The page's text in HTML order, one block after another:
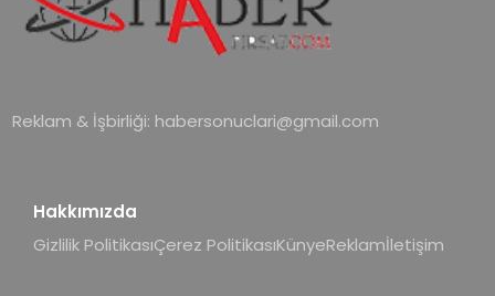
Reklam & İşbirliği: habersonuclari@gmail.com
Hakkımızda
Gizlilik PolitikasıÇerez PolitikasıKünyeReklamİletişim